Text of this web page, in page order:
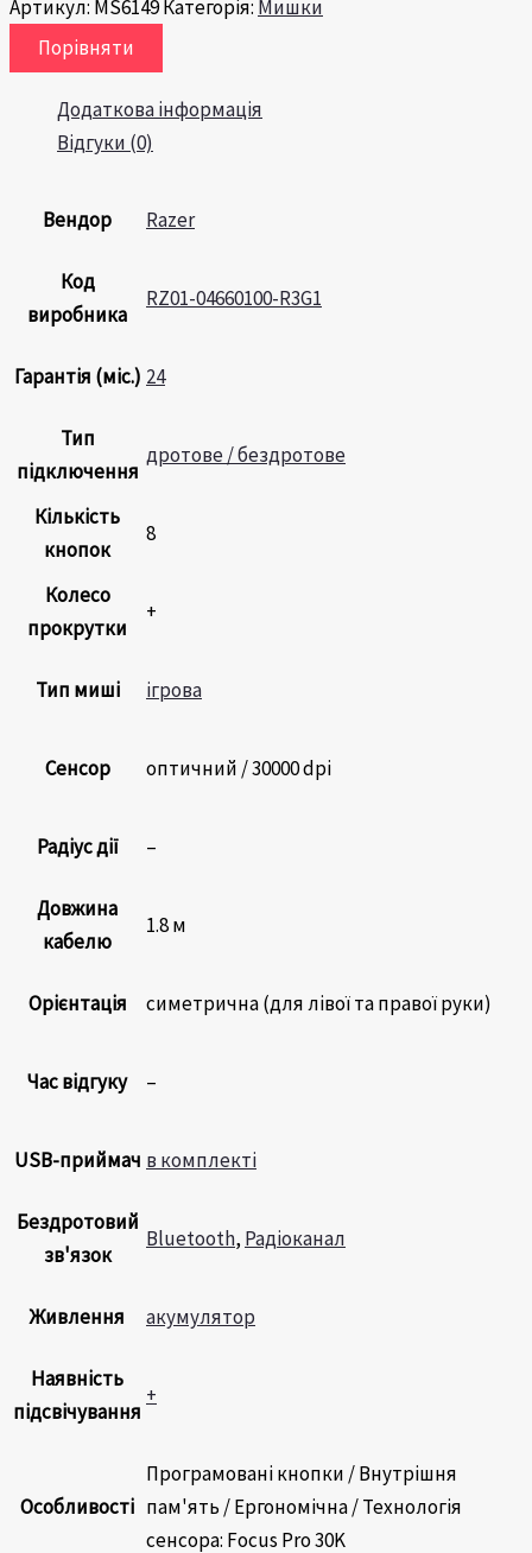
Артикул: MS6149Категорія: Мишки
Порівняти
Додаткова інформація
Відгуки (0)
Вендор Razer
Код
виробника
RZ01-04660100-R3G1
Гарантія (міс.) 24
Тип
підключення
дротове / бездротове
Кількість
кнопок
8
Колесо
прокрутки
+
Тип миші ігрова
Сенсор оптичний / 30000 dpi
Радіус дії –
Довжина
кабелю
1.8 м
Орієнтація симетрична (для лівої та правої руки)
Час відгуку –
USB-приймач в комплекті
Бездротовий
зв'язок
Bluetooth, Радіоканал
Живлення акумулятор
Наявність
підсвічування
+
Особливості
Програмовані кнопки / Внутрішня
пам'ять / Ергономічна / Технологія
сенсора: Focus Pro 30K